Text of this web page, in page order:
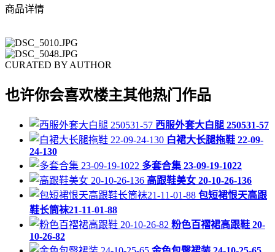
商品详情
CURATED BY AUTHOR
也许你会喜欢楼主其他热门作品
西服外套大白腿 250531-57
白裙大长腿拖鞋 22-09-
24-130
多套合集 23-09-19-1022
高跟鞋美女 20-10-26-136
包短裙恨天高跟
鞋长筒袜21-11-01-88
粉色百褶裙高跟鞋 20-
10-26-82